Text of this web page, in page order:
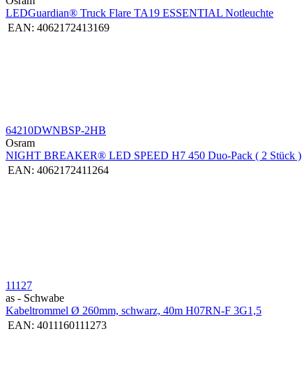
LEDGuardian® Truck Flare TA19 ESSENTIAL Notleuchte
EAN: 4062172413169
64210DWNBSP-2HB
Osram
NIGHT BREAKER® LED SPEED H7 450 Duo-Pack ( 2 Stück )
EAN: 4062172411264
11127
as - Schwabe
Kabeltrommel Ø 260mm, schwarz, 40m H07RN-F 3G1,5
EAN: 4011160111273